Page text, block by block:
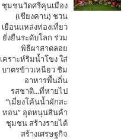
ชุมชนวัดศรีคุนเมือง
(เชียงคาน) ชวน
เยือนแหล่งท่องเที่ยว
ยั่งยืนระดับโลก ร่วม
พิธีผาสาดลอย
เคราะห์ริมน้ำโขง ใส่
บาตรข้าวเหนียว ชิม
อาหารพื้นถิ่น
รสชาติ...ที่หายไป
“เมี่ยงโค้นน้ำผักสะ
ทอน” อุดหนุนสินค้า
ชุมชน สร้างรายได้
สร้างเศรษฐกิจ